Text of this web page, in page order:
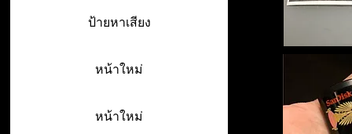
ป้ายหาเสียง
หน้าใหม่
หน้าใหม่